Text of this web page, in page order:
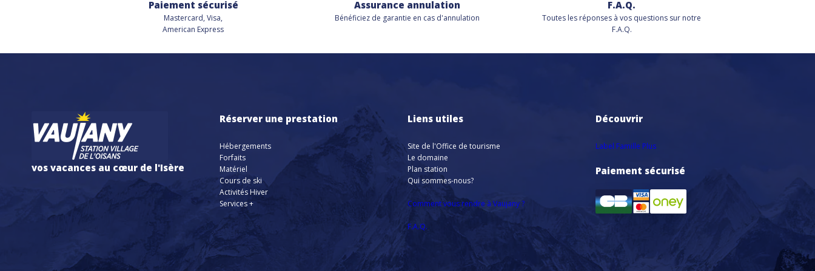
Paiement sécurisé
Mastercard, Visa,
American Express
Assurance annulation
Bénéficiez de garantie en cas d'annulation
F.A.Q.
Toutes les réponses à vos questions sur notre
F.A.Q.
vos vacances au cœur de l'Isère
Réserver une prestation
Hébergements
Forfaits
Matériel
Cours de ski
Activités Hiver
Services +
Liens utiles
Site de l'Office de tourisme
Le domaine
Plan station
Qui sommes-nous?
Comment vous rendre à Vaujany ?
F.A.Q.
Découvrir
Label Famille Plus
Paiement sécurisé